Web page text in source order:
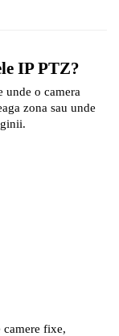
IP PTZ?
unde o camera
zona sau unde
fixe,